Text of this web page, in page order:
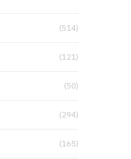
(514)
(121)
(50)
(294)
(165)